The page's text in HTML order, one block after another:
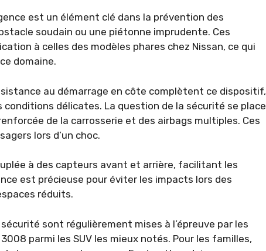
est un élément clé dans la prévention des
soudain ou une piétonne imprudente. Ces
à celles des modèles phares chez Nissan, ce qui
domaine.
au démarrage en côte complètent ce dispositif,
délicates. La question de la sécurité se place
de la carrosserie et des airbags multiples. Ces
lors d’un choc.
à des capteurs avant et arrière, facilitant les
est précieuse pour éviter les impacts lors des
réduits.
sont régulièrement mises à l’épreuve par les
parmi les SUV les mieux notés. Pour les familles,